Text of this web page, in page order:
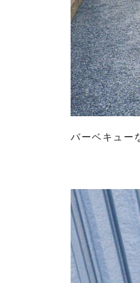
バーベキュー